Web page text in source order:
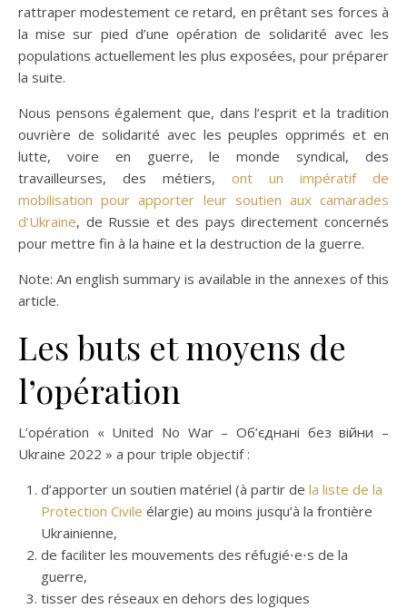
rattraper modestement ce retard, en prêtant ses forces à
la mise sur pied d’une opération de solidarité avec les
populations actuellement les plus exposées, pour préparer
la suite.
Nous pensons également que, dans l’esprit et la tradition
ouvrière de solidarité avec les peuples opprimés et en
lutte, voire en guerre, le monde syndical, des
travailleurses, des métiers, ont un impératif de
mobilisation pour apporter leur soutien aux camarades
d’Ukraine, de Russie et des pays directement concernés
pour mettre fin à la haine et la destruction de la guerre.
Note: An english summary is available in the annexes of this
article.
Les buts et moyens de
l’opération
L’opération « United No War – Об’єднані без війни –
Ukraine 2022 » a pour triple objectif :
d’apporter un soutien matériel (à partir de la liste de la
Protection Civile élargie) au moins jusqu’à la frontière
Ukrainienne,
de faciliter les mouvements des réfugié⋅e⋅s de la
guerre,
tisser des réseaux en dehors des logiques